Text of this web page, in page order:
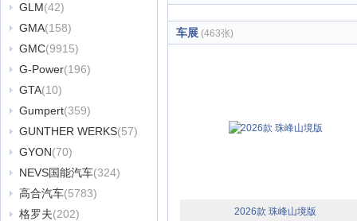
GLM(42)
GMA(158)
GMC(9915)
G-Power(196)
GTA(10)
Gumpert(359)
GUNTHER WERKS(57)
GYON(70)
NEVS国能汽车(324)
高合汽车(5783)
格罗夫(202)
车展 (463张)
2026款 珠峰山境版